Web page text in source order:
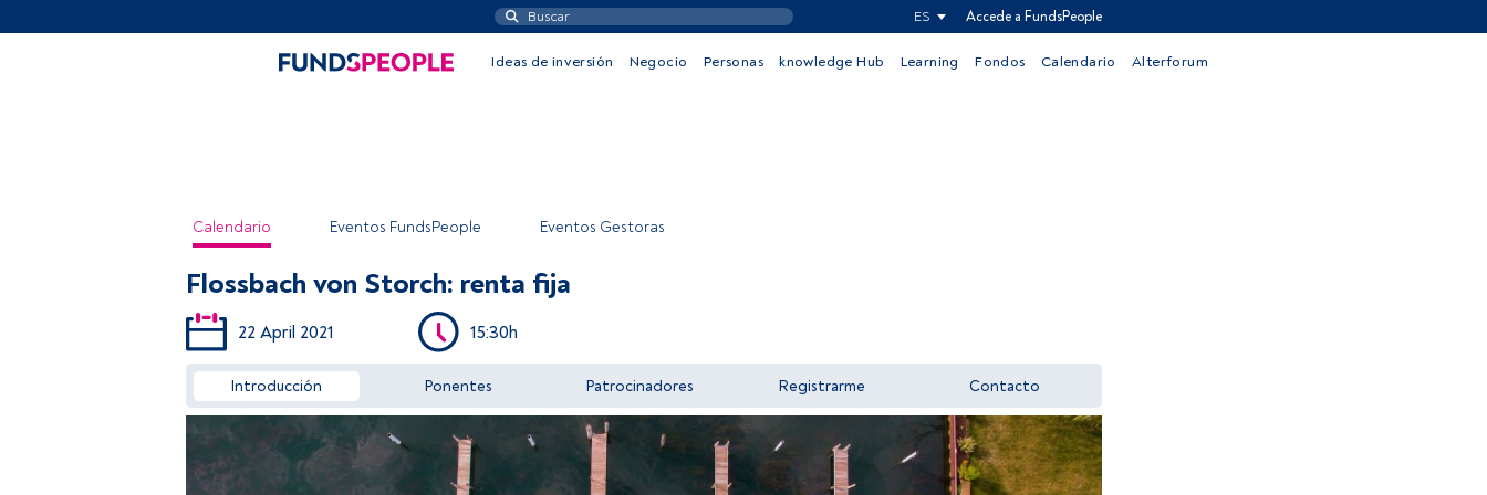
ES Accede a FundsPeople
Ideas de inversión Negocio Personas knowledge Hub Learning Fondos Calendario Alterforum
Calendario Eventos FundsPeople Eventos Gestoras
Acceder a FundsPeople
Flossbach von Storch: renta fija
22 April 2021 15:30h
Introducción Ponentes Patrocinadores Registrarme Contacto